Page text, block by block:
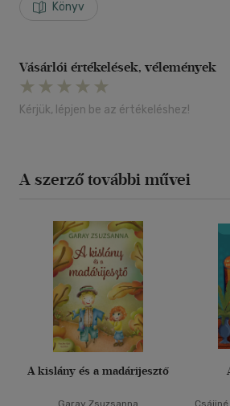
Könyv
Vásárlói értékelések, vélemények
Kérjük, lépjen be az értékeléshez!
A szerző további művei
A kislány és a madárijesztő
Garay Zsuzsanna